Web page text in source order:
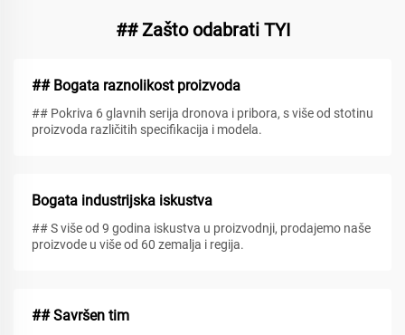
## Zašto odabrati TYI
## Bogata raznolikost proizvoda
## Pokriva 6 glavnih serija dronova i pribora, s više od stotinu
proizvoda različitih specifikacija i modela.
Bogata industrijska iskustva
## S više od 9 godina iskustva u proizvodnji, prodajemo naše
proizvode u više od 60 zemalja i regija.
## Savršen tim